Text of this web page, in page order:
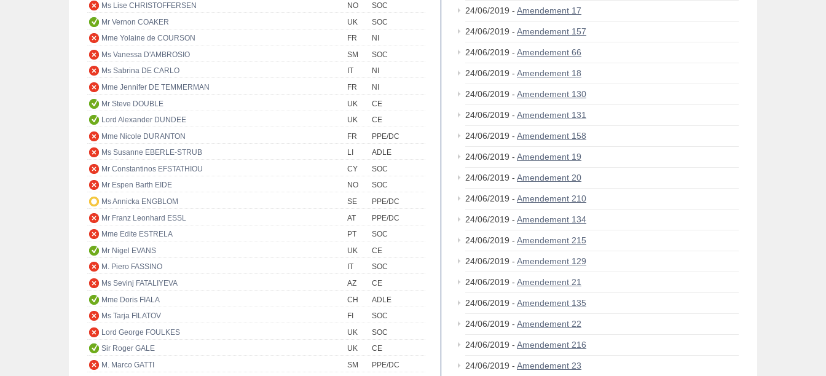
Ms Lise CHRISTOFFERSEN
NO
SOC
Mr Vernon COAKER
UK
SOC
Mme Yolaine de COURSON
FR
NI
Ms Vanessa D'AMBROSIO
SM
SOC
Ms Sabrina DE CARLO
IT
NI
Mme Jennifer DE TEMMERMAN
FR
NI
Mr Steve DOUBLE
UK
CE
Lord Alexander DUNDEE
UK
CE
Mme Nicole DURANTON
FR
PPE/DC
Ms Susanne EBERLE-STRUB
LI
ADLE
Mr Constantinos EFSTATHIOU
CY
SOC
Mr Espen Barth EIDE
NO
SOC
Ms Annicka ENGBLOM
SE
PPE/DC
Mr Franz Leonhard ESSL
AT
PPE/DC
Mme Edite ESTRELA
PT
SOC
Mr Nigel EVANS
UK
CE
M. Piero FASSINO
IT
SOC
Ms Sevinj FATALIYEVA
AZ
CE
Mme Doris FIALA
CH
ADLE
Ms Tarja FILATOV
FI
SOC
Lord George FOULKES
UK
SOC
Sir Roger GALE
UK
CE
M. Marco GATTI
SM
PPE/DC
24/06/2019 - Amendement 17
24/06/2019 - Amendement 157
24/06/2019 - Amendement 66
24/06/2019 - Amendement 18
24/06/2019 - Amendement 130
24/06/2019 - Amendement 131
24/06/2019 - Amendement 158
24/06/2019 - Amendement 19
24/06/2019 - Amendement 20
24/06/2019 - Amendement 210
24/06/2019 - Amendement 134
24/06/2019 - Amendement 215
24/06/2019 - Amendement 129
24/06/2019 - Amendement 21
24/06/2019 - Amendement 135
24/06/2019 - Amendement 22
24/06/2019 - Amendement 216
24/06/2019 - Amendement 23